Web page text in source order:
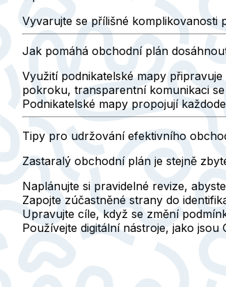
Vyvarujte se přílišné
Jak pomáhá obchodní plán
Využití podnikatelské mapy
pokroku, transparentní komunikaci
Podnikatelské mapy propojují
Tipy pro udržování efektivního
Zastaralý obchodní plán je stejně
Naplánujte si pravidelné revize,
Zapojte zúčastněné strany do
Upravujte cíle, když se změní
Používejte digitální nástroje, jako